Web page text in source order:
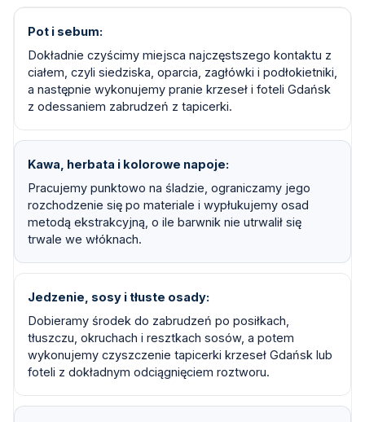
Pot i sebum
Dokładnie czyścimy miejsca najczęstszego kontaktu z
ciałem, czyli siedziska, oparcia, zagłówki i podłokietniki,
a następnie wykonujemy pranie krzeseł i foteli Gdańsk
z odessaniem zabrudzeń z tapicerki.
Kawa, herbata i kolorowe napoje
Pracujemy punktowo na śladzie, ograniczamy jego
rozchodzenie się po materiale i wypłukujemy osad
metodą ekstrakcyjną, o ile barwnik nie utrwalił się
trwale we włóknach.
Jedzenie, sosy i tłuste osady
Dobieramy środek do zabrudzeń po posiłkach,
tłuszczu, okruchach i resztkach sosów, a potem
wykonujemy czyszczenie tapicerki krzeseł Gdańsk lub
foteli z dokładnym odciągnięciem roztworu.